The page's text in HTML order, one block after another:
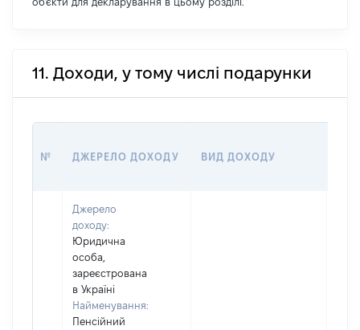
11. Доходи, у тому числі подарунки
№ ДЖЕРЕЛО ДОХОДУ ВИД ДОХОДУ
Джерело
доходу:
Юридична
особа,
зареєстрована
в Україні
Найменування:
Пенсійний